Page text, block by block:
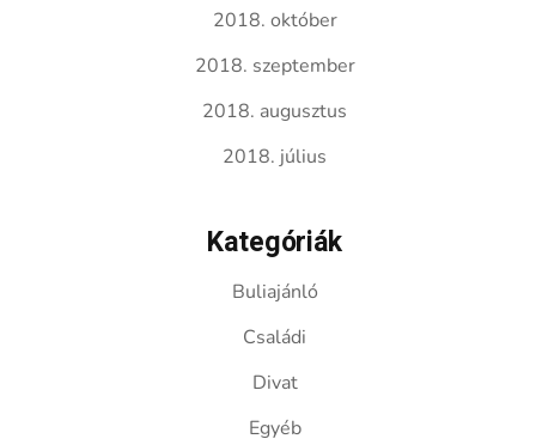
2018. október
2018. szeptember
2018. augusztus
2018. július
Kategóriák
Buliajánló
Családi
Divat
Egyéb